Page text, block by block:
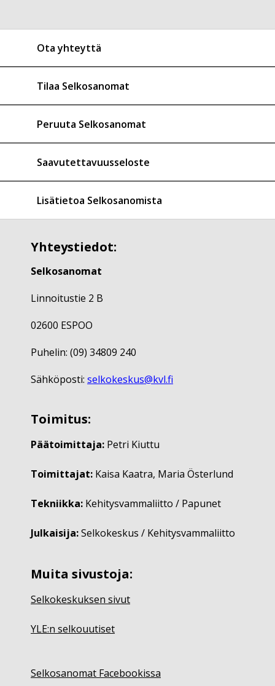
Ota yhteyttä
Tilaa Selkosanomat
Peruuta Selkosanomat
Saavutettavuusseloste
Lisätietoa Selkosanomista
Yhteystiedot:
Selkosanomat
Linnoitustie 2 B
02600 ESPOO
Puhelin: (09) 34809 240
Sähköposti: selkokeskus@kvl.fi
Toimitus:
Päätoimittaja: Petri Kiuttu
Toimittajat: Kaisa Kaatra, Maria Österlund
Tekniikka: Kehitysvammaliitto / Papunet
Julkaisija:Selkokeskus / Kehitysvammaliitto
Muita sivustoja:
Selkokeskuksen sivut
YLE:n selkouutiset
Selkosanomat Facebookissa